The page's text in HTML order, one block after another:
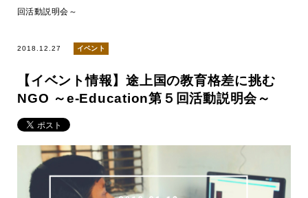
回活動説明会～
2018.12.27 イベント
【イベント情報】途上国の教育格差に挑む
NGO ～e-Education第５回活動説明会～